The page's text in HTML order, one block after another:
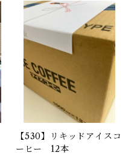
【530】リキッドアイスコ
ーヒー 12本